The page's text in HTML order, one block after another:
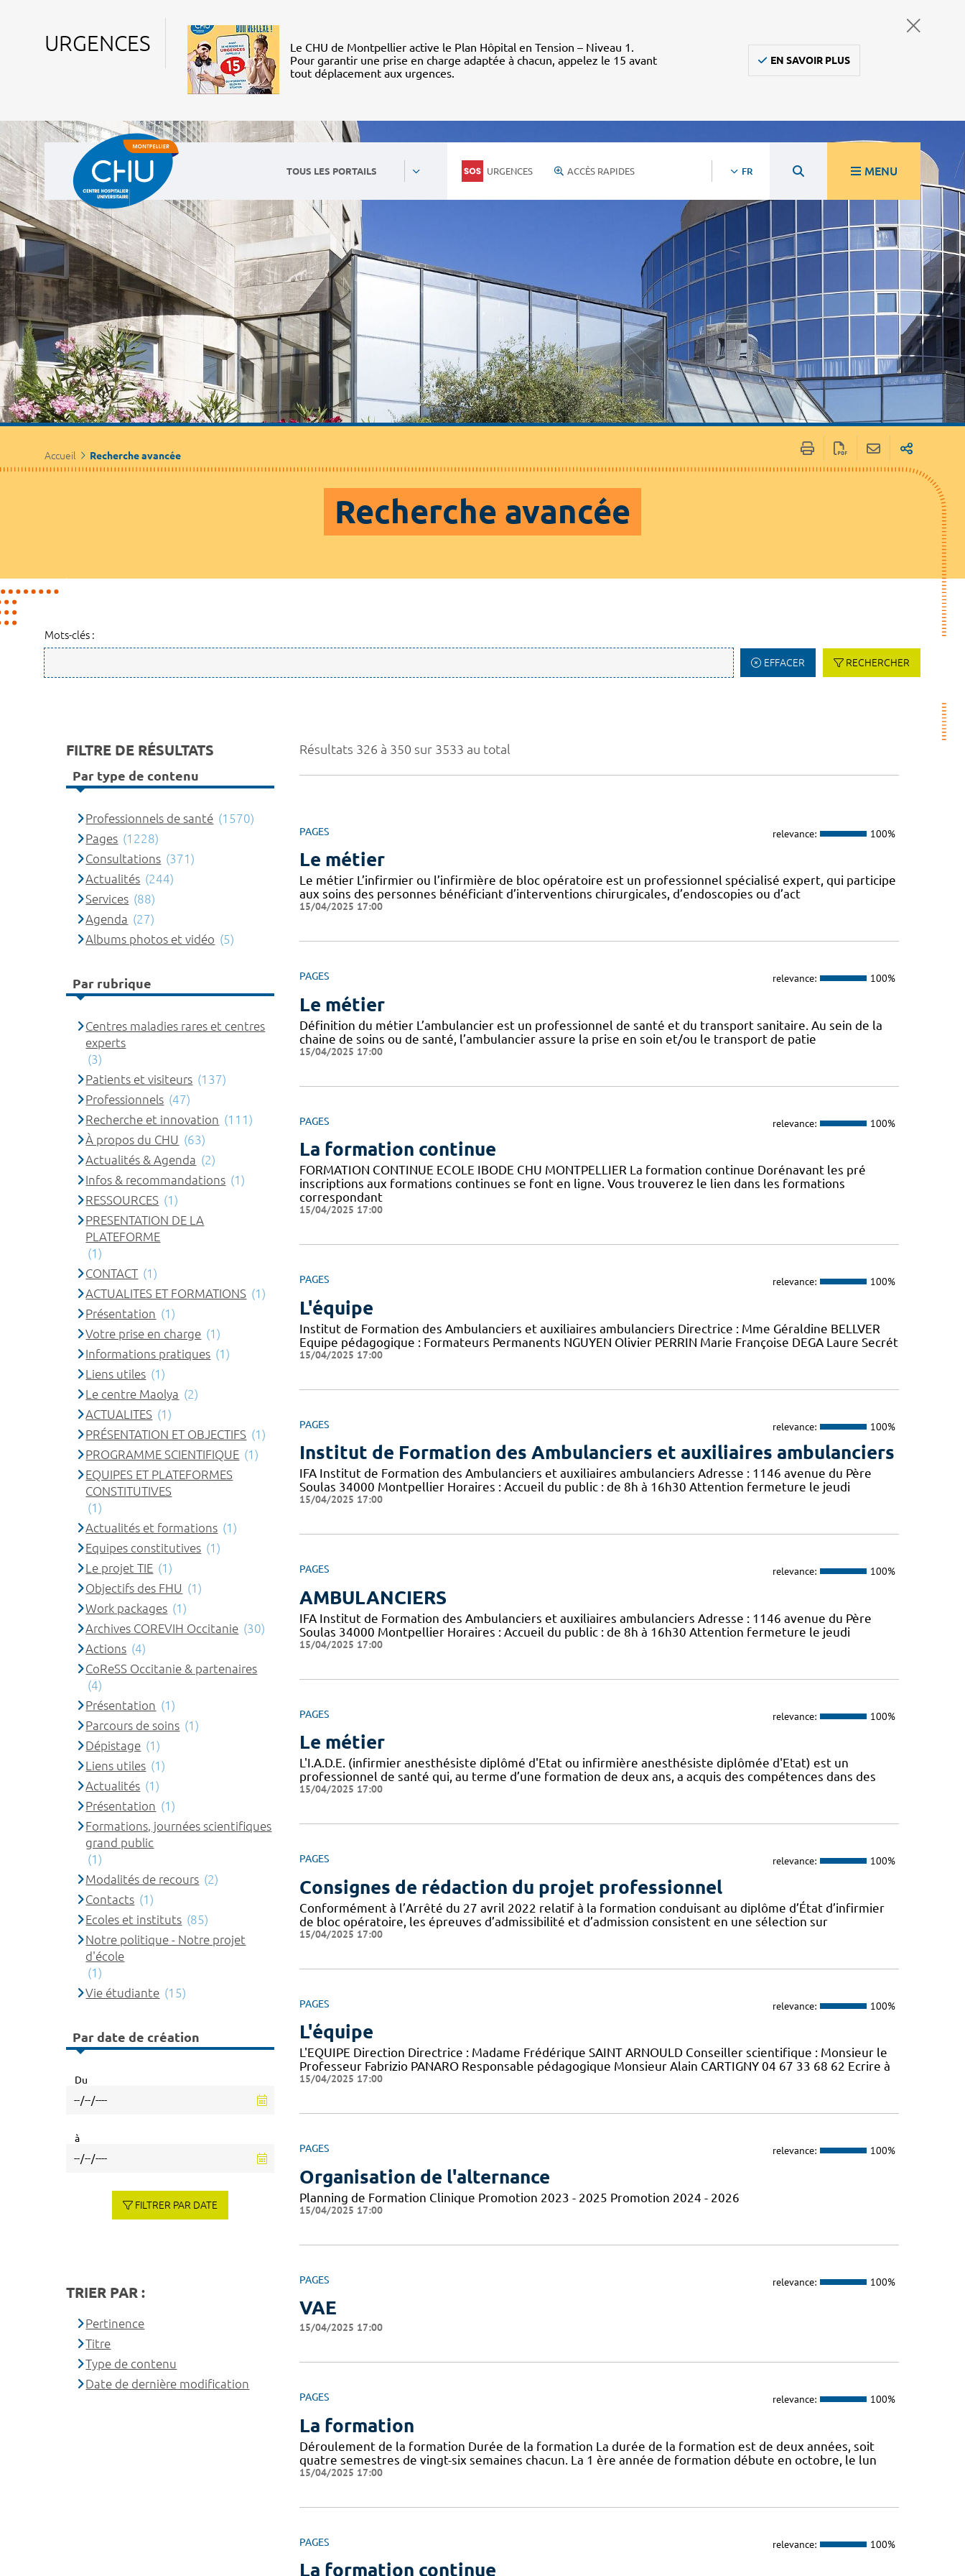
URGENCES
Le CHU de Montpellier active le Plan Hôpital en Tension – Niveau 1.
Pour garantir une prise en charge adaptée à chacun, appelez le 15 avant
tout déplacement aux urgences.
EN SAVOIR PLUS
TOUS LES PORTAILS URGENCES ACCÈS RAPIDES FR MENU
Accueil Recherche avancée
Recherche avancée
Mots-clés :
EFFACER RECHERCHER
Résultats 326 à 350 sur 3533 au total
PAGES relevance: 100%
Le métier
Le métier L’infirmier ou l’infirmière de bloc opératoire est un professionnel spécialisé expert, qui participe
aux soins des personnes bénéficiant d’interventions chirurgicales, d’endoscopies ou d’act
15/04/2025 17:00
PAGES relevance: 100%
Le métier
Définition du métier L’ambulancier est un professionnel de santé et du transport sanitaire. Au sein de la
chaine de soins ou de santé, l’ambulancier assure la prise en soin et/ou le transport de patie
15/04/2025 17:00
PAGES relevance: 100%
La formation continue
FORMATION CONTINUE ECOLE IBODE CHU MONTPELLIER La formation continue Dorénavant les pré
inscriptions aux formations continues se font en ligne. Vous trouverez le lien dans les formations
correspondant
15/04/2025 17:00
PAGES relevance: 100%
L'équipe
Institut de Formation des Ambulanciers et auxiliaires ambulanciers Directrice : Mme Géraldine BELLVER
Equipe pédagogique : Formateurs Permanents NGUYEN Olivier PERRIN Marie Françoise DEGA Laure Secrét
15/04/2025 17:00
PAGES relevance: 100%
Institut de Formation des Ambulanciers et auxiliaires ambulanciers
IFA Institut de Formation des Ambulanciers et auxiliaires ambulanciers Adresse : 1146 avenue du Père
Soulas 34000 Montpellier Horaires : Accueil du public : de 8h à 16h30 Attention fermeture le jeudi
15/04/2025 17:00
PAGES relevance: 100%
AMBULANCIERS
IFA Institut de Formation des Ambulanciers et auxiliaires ambulanciers Adresse : 1146 avenue du Père
Soulas 34000 Montpellier Horaires : Accueil du public : de 8h à 16h30 Attention fermeture le jeudi
15/04/2025 17:00
PAGES relevance: 100%
Le métier
L'I.A.D.E. (infirmier anesthésiste diplômé d'Etat ou infirmière anesthésiste diplômée d'Etat) est un
professionnel de santé qui, au terme d’une formation de deux ans, a acquis des compétences dans des
15/04/2025 17:00
PAGES relevance: 100%
Consignes de rédaction du projet professionnel
Conformément à l’Arrêté du 27 avril 2022 relatif à la formation conduisant au diplôme d’État d’infirmier
de bloc opératoire, les épreuves d’admissibilité et d’admission consistent en une sélection sur
15/04/2025 17:00
PAGES relevance: 100%
L'équipe
L'EQUIPE Direction Directrice : Madame Frédérique SAINT ARNOULD Conseiller scientifique : Monsieur le
Professeur Fabrizio PANARO Responsable pédagogique Monsieur Alain CARTIGNY 04 67 33 68 62 Ecrire à
15/04/2025 17:00
PAGES relevance: 100%
Organisation de l'alternance
Planning de Formation Clinique Promotion 2023 - 2025 Promotion 2024 - 2026
15/04/2025 17:00
PAGES relevance: 100%
VAE
15/04/2025 17:00
PAGES relevance: 100%
La formation
Déroulement de la formation Durée de la formation La durée de la formation est de deux années, soit
quatre semestres de vingt-six semaines chacun. La 1 ère année de formation débute en octobre, le lun
15/04/2025 17:00
PAGES relevance: 100%
La formation continue
FILTRE DE RÉSULTATS
Par type de contenu
Professionnels de santé (1570)
Pages (1228)
Consultations (371)
Actualités (244)
Services (88)
Agenda (27)
Albums photos et vidéo (5)
Par rubrique
Centres maladies rares et centres
experts
(3)
Patients et visiteurs (137)
Professionnels (47)
Recherche et innovation (111)
À propos du CHU (63)
Actualités & Agenda (2)
Infos & recommandations (1)
RESSOURCES (1)
PRESENTATION DE LA
PLATEFORME
(1)
CONTACT (1)
ACTUALITES ET FORMATIONS (1)
Présentation (1)
Votre prise en charge (1)
Informations pratiques (1)
Liens utiles (1)
Le centre Maolya (2)
ACTUALITES (1)
PRÉSENTATION ET OBJECTIFS (1)
PROGRAMME SCIENTIFIQUE (1)
EQUIPES ET PLATEFORMES
CONSTITUTIVES
(1)
Actualités et formations (1)
Equipes constitutives (1)
Le projet TIE (1)
Objectifs des FHU (1)
Work packages (1)
Archives COREVIH Occitanie (30)
Actions (4)
CoReSS Occitanie & partenaires
(4)
Présentation (1)
Parcours de soins (1)
Dépistage (1)
Liens utiles (1)
Actualités (1)
Présentation (1)
Formations, journées scientifiques
grand public
(1)
Modalités de recours (2)
Contacts (1)
Ecoles et instituts (85)
Notre politique - Notre projet
d'école
(1)
Vie étudiante (15)
Par date de création
Du
à
FILTRER PAR DATE
TRIER PAR :
Pertinence
Titre
Type de contenu
Date de dernière modification